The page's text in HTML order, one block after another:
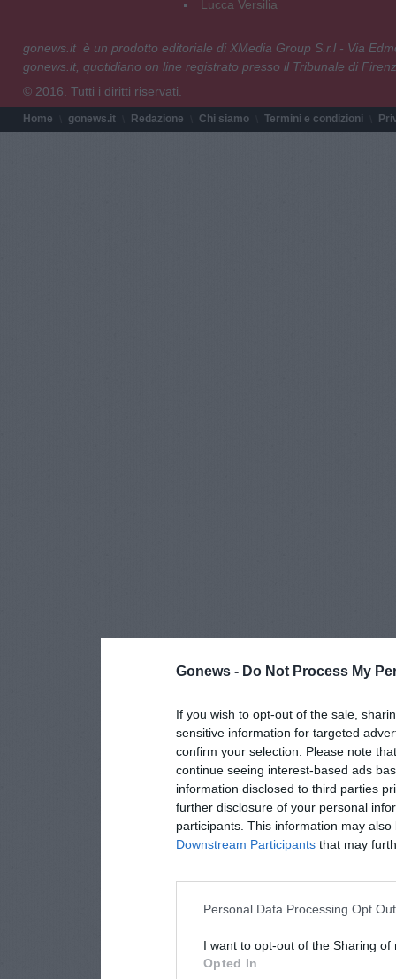
Gonews - Do Not Process My
If you wish to opt-out of the sale,
sensitive information for targeted
confirm your selection. Please note
continue seeing interest-based ads
information disclosed to third parties
further disclosure of your personal
participants. This information may
Downstream Participants that may
Personal Data Processing Opt
I want to opt-out of the Sharing of
Opted In
Lucca Versilia
gonews.it è un prodotto editoriale di XMedia Group S.r.l - Via
gonews.it, quotidiano on line registrato presso il Tribunale di
© 2016. Tutti i diritti riservati.
Home gonews.it Redazione Chi siamo Termini e condizioni